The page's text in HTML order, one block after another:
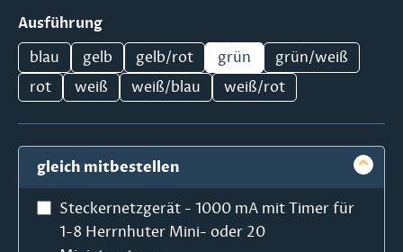
Ausführungauswählen
blau
gelb gelb/rot grün
grün/weiß
rot
weiß weiß/blau weiß/rot
gleich mitbestellen
Steckernetzgerät - 1000 mA mit Timer für
1-8 Herrnhuter Mini- oder 20